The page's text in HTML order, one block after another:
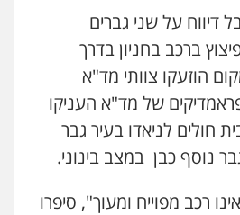
ג'לג'ולי
וחקירות עורכי דין לענייני
שרון
מעצרים וחקירות
התקבל דיווח על שני גברים
ברכב בחניון בדרך
הוזעקו צוותי מד"א
של מד"א העניקו
חולים לניאדו בעיר גבר
נוסף כבן במצב בינוני.
רכב מפוייח ומעוך", סיפרו